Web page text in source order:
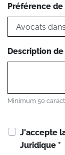
Préférence
Description
Minimum 50
J'accepte
Juridique *